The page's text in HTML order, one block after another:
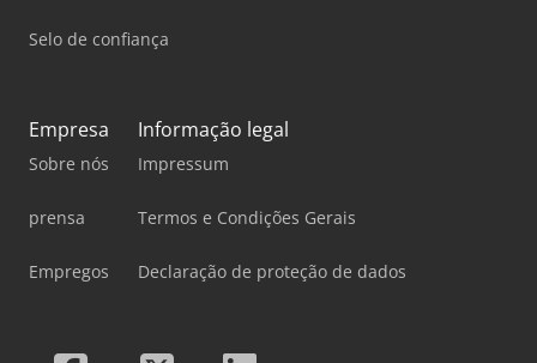
atuais do setor...
Selo de confiança
Empresa
Sobre nós
prensa
Empregos
Informação legal
Impressum
Termos e Condições Gerais
Declaração de proteção de dados